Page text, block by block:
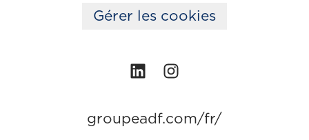
Gérer les cookies
groupeadf.com/fr/